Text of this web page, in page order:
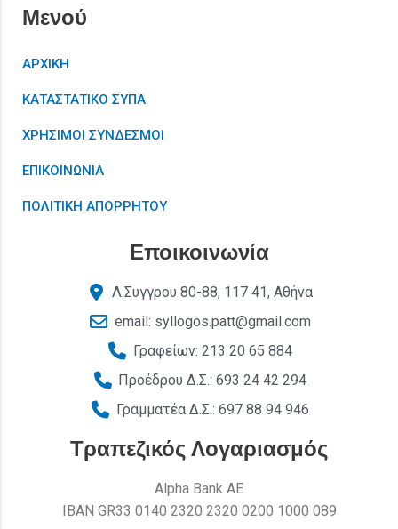
Μενού
ΑΡΧΙΚΗ
ΚΑΤΑΣΤΑΤΙΚΟ ΣΥΠΑ
ΧΡΗΣΙΜΟΙ ΣΥΝΔΕΣΜΟΙ
ΕΠΙΚΟΙΝΩΝΙΑ
ΠΟΛΙΤΙΚΗ ΑΠΟΡΡΗΤΟΥ
Εποικοινωνία
Λ.Συγγρου 80-88, 117 41, Αθήνα
email: syllogos.patt@gmail.com
Γραφείων: 213 20 65 884
Προέδρου Δ.Σ.: 693 24 42 294
Γραμματέα Δ.Σ.: 697 88 94 946
Τραπεζικός Λογαριασμός
Alpha Bank AE
ΙΒΑΝ GR33 0140 2320 2320 0200 1000 089